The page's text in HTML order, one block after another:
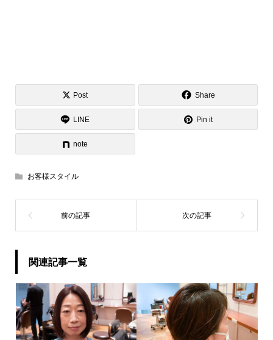
Post Share
LINE Pin it
note
お客様スタイル
関連記事一覧